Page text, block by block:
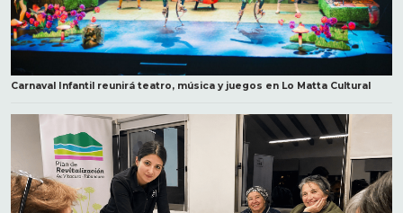
Carnaval Infantil reunirá teatro, música y juegos en Lo Matta Cultural